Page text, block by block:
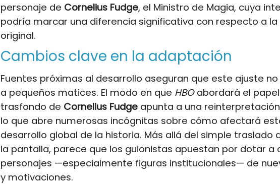
personaje de Cornelius Fudge, el Ministro de Magia, cuya
podría marcar una diferencia significativa con respecto a
original.
Cambios clave en la adaptación
Fuentes próximas al desarrollo aseguran que este ajuste
a pequeños matices. El modo en que HBOabordará el
trasfondo de Cornelius Fudge apunta a una
lo que abre numerosas incógnitas sobre cómo afectará
desarrollo global de la historia. Más allá del simple traslado
la pantalla, parece que los guionistas apuestan por dotar a
personajes —especialmente figuras institucionales— de
y motivaciones.